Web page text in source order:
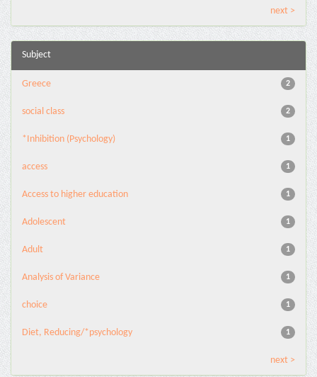
next >
Subject
2
Greece
2
social class
1
*Inhibition (Psychology)
1
access
1
Access to higher education
1
Adolescent
1
Adult
1
Analysis of Variance
1
choice
1
Diet, Reducing/*psychology
next >